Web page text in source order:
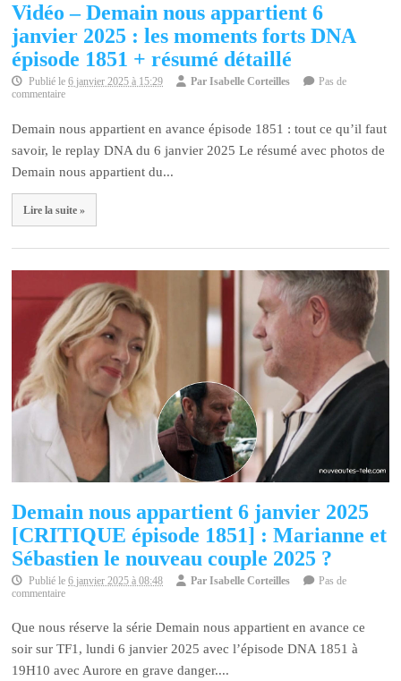
Vidéo – Demain nous appartient 6
janvier 2025 : les moments forts DNA
épisode 1851 + résumé détaillé
Publié le6 janvier 2025 à 15:29 ParIsabelle Corteilles
Pas de
commentaire
Demain nous appartient en avance épisode 1851 : tout ce qu’il faut
savoir, le replay DNA du 6 janvier 2025 Le résumé avec photos de
Demain nous appartient du...
Lire la suite »
Demain nous appartient 6 janvier 2025
[CRITIQUE épisode 1851] : Marianne et
Sébastien le nouveau couple 2025 ?
Publié le6 janvier 2025 à 08:48 ParIsabelle Corteilles
Pas de
commentaire
Que nous réserve la série Demain nous appartient en avance ce
soir sur TF1, lundi 6 janvier 2025 avec l’épisode DNA 1851 à
19H10 avec Aurore en grave danger....